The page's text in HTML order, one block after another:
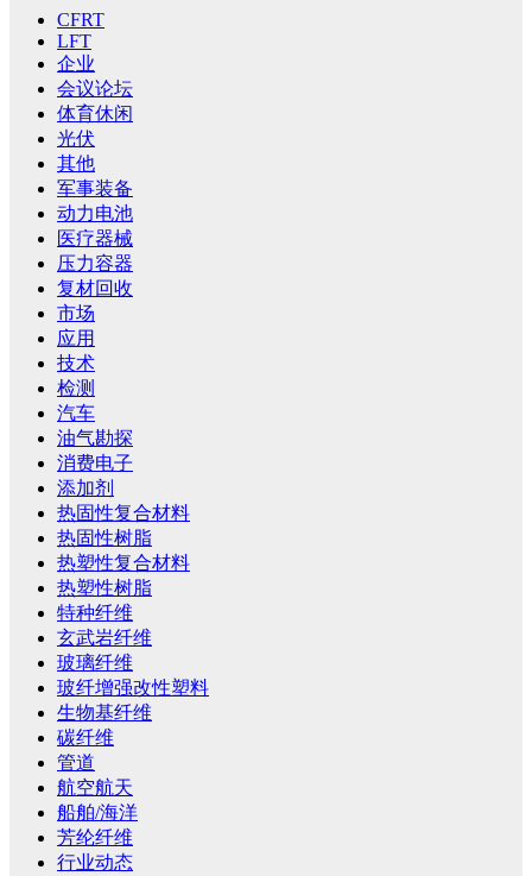
CFRT
LFT
企业
会议论坛
体育休闲
光伏
其他
军事装备
动力电池
医疗器械
压力容器
复材回收
市场
应用
技术
检测
汽车
油气勘探
消费电子
添加剂
热固性复合材料
热固性树脂
热塑性复合材料
热塑性树脂
特种纤维
玄武岩纤维
玻璃纤维
玻纤增强改性塑料
生物基纤维
碳纤维
管道
航空航天
船舶/海洋
芳纶纤维
行业动态